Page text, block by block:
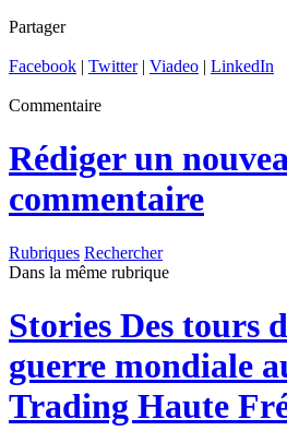
Partager
Facebook | Twitter| Viadeo | LinkedIn
Commentaire
Rédiger un
commentaire
Rubriques Rechercher
Dans la même rubrique
Stories Des tours
guerre mondiale
Trading Haute